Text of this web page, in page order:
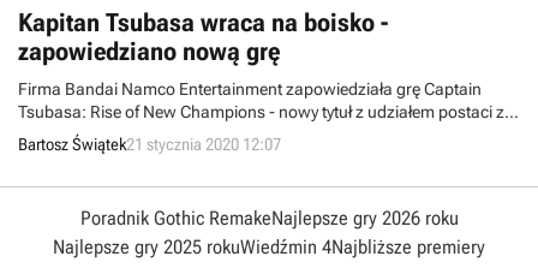
Kapitan Tsubasa wraca na boisko -
zapowiedziano nową grę
Firma Bandai Namco Entertainment zapowiedziała grę Captain
Tsubasa: Rise of New Champions - nowy tytuł z udziałem postaci z
kultowego anime.
Bartosz Świątek21 stycznia 2020 12:07
Poradnik Gothic RemakeNajlepsze gry 2026 roku
Najlepsze gry 2025 rokuWiedźmin 4Najbliższe premiery